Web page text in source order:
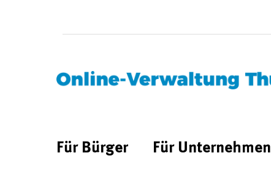
Für Bürger Für Unternehmen